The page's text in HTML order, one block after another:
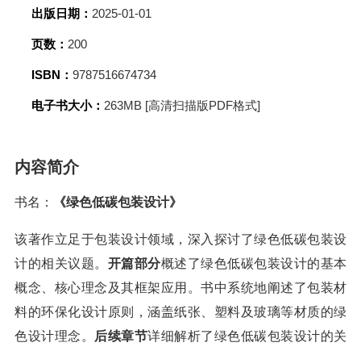
出版日期： 2025-01-01
页数： 200
ISBN： 9787516674734
电子书大小： 263MB [高清扫描版PDF格式]
内容简介
书名： 《绿色低碳包装设计》
该著作立足于包装设计领域，深入探讨了绿色低碳包装设
计的相关议题。 开篇部分概述了绿色低碳包装设计的基本
概念、核心理念及其框架应用。书中系统地阐述了包装材
料的环保化设计原则，涵盖纸张、塑料及玻璃等材质的绿
色设计理念。
后续章节详细解析了绿色低碳包装设计的关